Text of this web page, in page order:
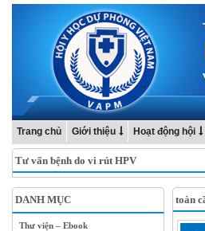
Trang chủ Giới thiệu Hoạt động hội
Tư vấn bệnh do vi rút HPV
DANH MỤC
Thư viện – Ebook
toàn